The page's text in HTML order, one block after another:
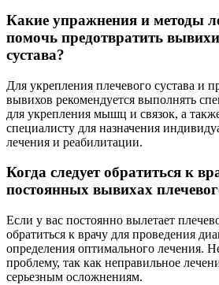
Какие упражнения и методы
помочь предотвратить
сустава?
Для укрепления плечевого сустава и
вывихов рекомендуется выполнять
для укрепления мышц и связок, а
специалисту для назначения
лечения и реабилитации.
Когда следует обратиться к
постоянных вывихах
Если у вас постоянно вылетает
обратиться к врачу для проведения
определения оптимального лечения.
проблему, так как неправильное
серьезным осложнениям.